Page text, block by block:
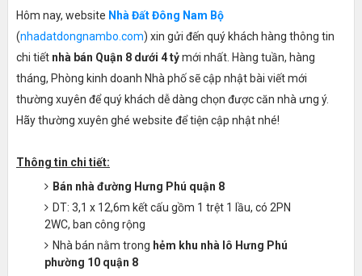
Hôm nay, website Nhà Đất Đông Nam Bộ
(nhadatdongnambo.com) xin gửi đến quý khách hàng thông tin
chi tiết nhà bán Quận 8 dưới 4 tỷmới nhất. Hàng tuần, hàng
tháng, Phòng kinh doanh Nhà phố sẽ cập nhật bài viết mới
thường xuyên để quý khách dễ dàng chọn được căn nhà ưng ý.
Hãy thường xuyên ghé website để tiện cập nhật nhé!
Thông tin chi tiết:
Bán nhà đường Hưng Phú quận 8
DT: 3,1 x 12,6m kết cấu gồm 1 trệt 1 lầu, có 2PN
2WC, ban công rộng
Nhà bán nằm trong hẻm khu nhà lô Hưng Phú
phường 10 quận 8